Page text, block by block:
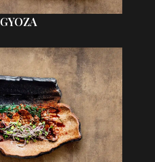
GYOZA